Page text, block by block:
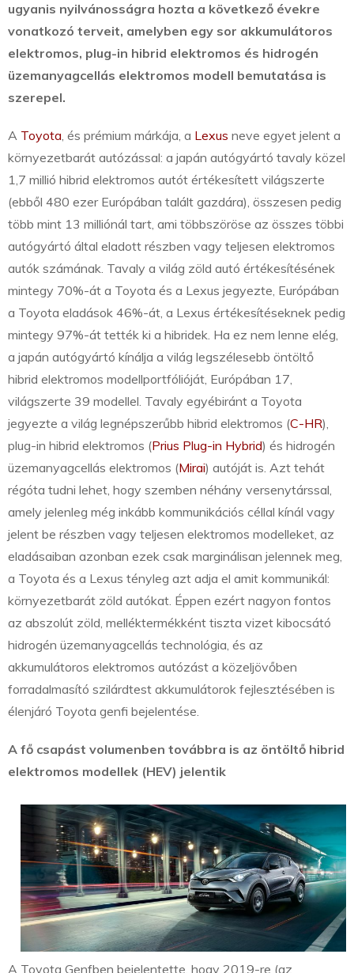
ugyanis nyilvánosságra hozta a következő évekre
vonatkozó terveit, amelyben egy sor akkumulátoros
elektromos, plug-in hibrid elektromos és hidrogén
üzemanyagcellás elektromos modell bemutatása is
szerepel.
A Toyota, és prémium márkája, a Lexus neve egyet jelent a
környezetbarát autózással: a japán autógyártó tavaly közel
1,7 millió hibrid elektromos autót értékesített világszerte
(ebből 480 ezer Európában talált gazdára), összesen pedig
több mint 13 milliónál tart, ami többszöröse az összes többi
autógyártó által eladott részben vagy teljesen elektromos
autók számának. Tavaly a világ zöld autó értékesítésének
mintegy 70%-át a Toyota és a Lexus jegyezte, Európában
a Toyota eladások 46%-át, a Lexus értékesítéseknek pedig
mintegy 97%-át tették ki a hibridek. Ha ez nem lenne elég,
a japán autógyártó kínálja a világ legszélesebb öntöltő
hibrid elektromos modellportfólióját, Európában 17,
világszerte 39 modellel. Tavaly egyébiránt a Toyota
jegyezte a világ legnépszerűbb hibrid elektromos (C-HR),
plug-in hibrid elektromos (Prius Plug-in Hybrid) és hidrogén
üzemanyagcellás elektromos (Mirai) autóját is. Azt tehát
régóta tudni lehet, hogy szemben néhány versenytárssal,
amely jelenleg még inkább kommunikációs céllal kínál vagy
jelent be részben vagy teljesen elektromos modelleket, az
eladásaiban azonban ezek csak marginálisan jelennek meg,
a Toyota és a Lexus tényleg azt adja el amit kommunikál:
környezetbarát zöld autókat. Éppen ezért nagyon fontos
az abszolút zöld, melléktermékként tiszta vizet kibocsátó
hidrogén üzemanyagcellás technológia, és az
akkumulátoros elektromos autózást a közeljövőben
forradalmasító szilárdtest akkumulátorok fejlesztésében is
élenjáró Toyota genfi bejelentése.
A fő csapást volumenben továbbra is az öntöltő hibrid
elektromos modellek (HEV) jelentik
A Toyota Genfben bejelentette, hogy 2019-re (az